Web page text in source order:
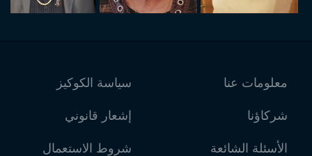
معلومات عنا
شركاؤنا
الأسئلة الشائعة
سياسة الكوكيز
إشعار قانوني
شروط الاستعمال